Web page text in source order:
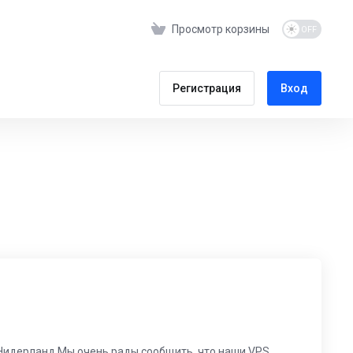
Просмотр корзины
Регистрация Вход